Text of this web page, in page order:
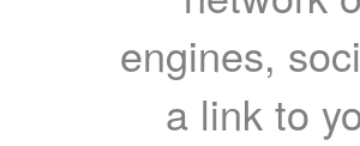
engines,
a link to